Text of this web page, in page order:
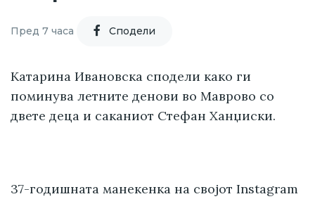
Пред 7 часа Cподели
Катарина Ивановска сподели како ги
поминува летните денови во Маврово со
двете деца и саканиот Стефан Ханџиски.
37-годишната манекенка на својот Instagram